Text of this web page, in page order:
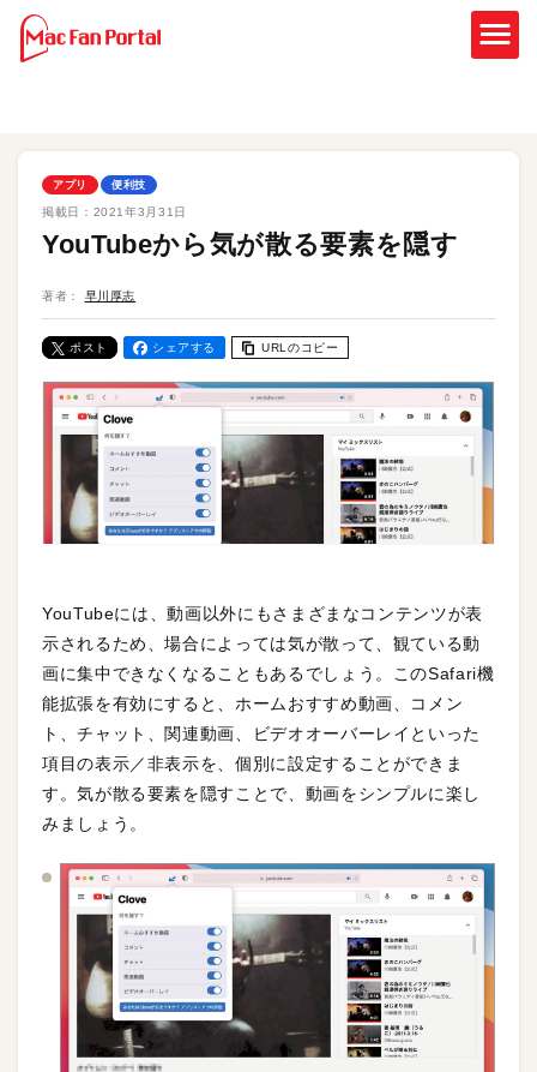
アプリ 便利技
掲載日： 2021年3月31日
YouTubeから気が散る要素を隠す
著者： 早川厚志
ポスト シェアする URLのコピー
YouTubeには、動画以外にもさまざまなコンテンツが表
示されるため、場合によっては気が散って、観ている動
画に集中できなくなることもあるでしょう。このSafari機
能拡張を有効にすると、ホームおすすめ動画、コメン
ト、チャット、関連動画、ビデオオーバーレイといった
項目の表示／非表示を、個別に設定することができま
す。気が散る要素を隠すことで、動画をシンプルに楽し
みましょう。